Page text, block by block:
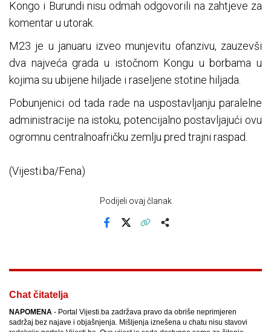
Kongo i Burundi nisu odmah odgovorili na zahtjeve za
komentar u utorak.
M23 je u januaru izveo munjevitu ofanzivu, zauzevši
dva najveća grada u istočnom Kongu u borbama u
kojima su ubijene hiljade i raseljene stotine hiljada.
Pobunjenici od tada rade na uspostavljanju paralelne
administracije na istoku, potencijalno postavljajući ovu
ogromnu centralnoafričku zemlju pred trajni raspad.
(Vijesti.ba/Fena)
Podijeli ovaj članak
Chat čitatelja
NAPOMENA - Portal Vijesti.ba zadržava pravo da obriše neprimjeren
sadržaj bez najave i objašnjenja. Mišljenja iznešena u chatu nisu stavovi